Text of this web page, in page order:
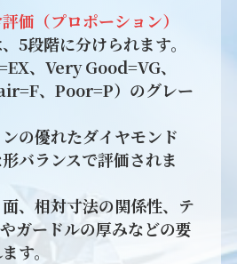
価（プロポーション）
5段階に分けられます。
、Very Good=VG、
、Poor=P）のグレー
の優れたダイヤモンド
バランスで評価されま
、相対寸法の関係性、テ
ガードルの厚みなどの要
す。